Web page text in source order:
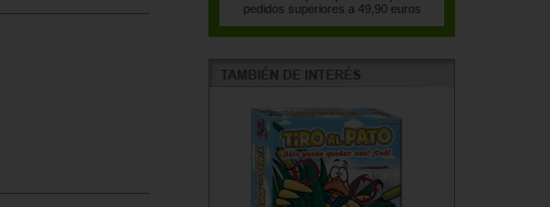
pedidos superiores a 49,90 euros